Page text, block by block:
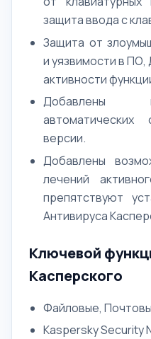
защита ввода с
Защита от
и уязвимости в
активности
Добавлены
автоматических
версии.
Добавлены
лечений
препятствуют
Антивируса
Ключевой
Касперского
Файловые,
Kaspersky Security